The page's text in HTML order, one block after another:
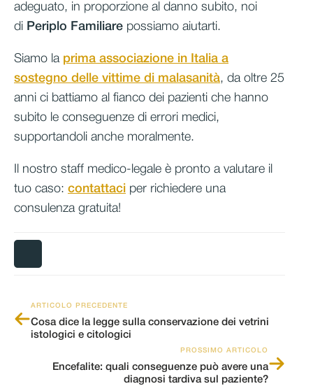
adeguato, in proporzione al danno subito, noi
di Periplo Familiare possiamo aiutarti.
Siamo la prima associazione in Italia a
sostegno delle vittime di malasanità, da oltre 25
anni ci battiamo al fianco dei pazienti che hanno
subito le conseguenze di errori medici,
supportandoli anche moralmente.
Il nostro staff medico-legale è pronto a valutare il
tuo caso: contattaci per richiedere una
consulenza gratuita!
ARTICOLO PRECEDENTE
Cosa dice la legge sulla conservazione dei vetrini
istologici e citologici
PROSSIMO ARTICOLO
Encefalite: quali conseguenze può avere una
diagnosi tardiva sul paziente?